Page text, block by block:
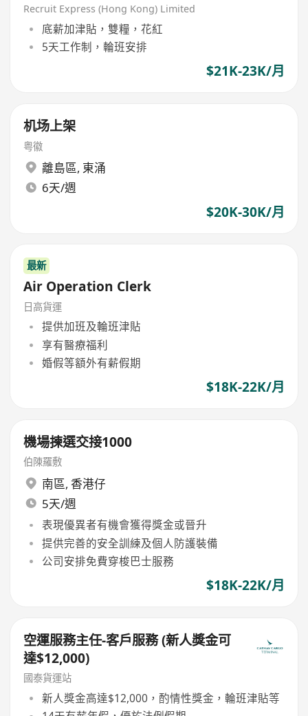
Recruit Express (Hong Kong) Limited
底薪加津貼，雙糧，花紅
5天工作制，輪班安排
$21K-23K/月
机场上架
粤徽
離島區, 東涌
6天/週
$20K-30K/月
最新
Air Operation Clerk
日高貨運
提供加班及輪班津貼
享有醫療福利
婚假等額外有薪假期
$18K-22K/月
機場揀選交接1000
伯陳羅敷
南區, 香港仔
5天/週
表現優異者有機會獲得獎金或晉升
提供完善的安全訓練及個人防護裝備
公司安排免費穿梭巴士服務
$18K-22K/月
空運服務主任-客戶服務 (新人獎金可
達$12,000)
國泰貨運站
新人獎金高達$12,000，酌情性獎金，輪班津貼等